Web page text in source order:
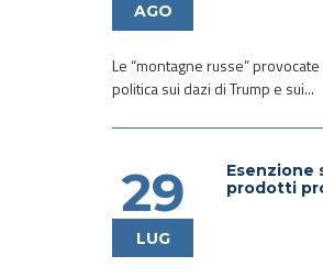
AGO
Le “montagne russe”
politica sui dazi di Trump e sui...
29
LUG
Esenzione
prodotti